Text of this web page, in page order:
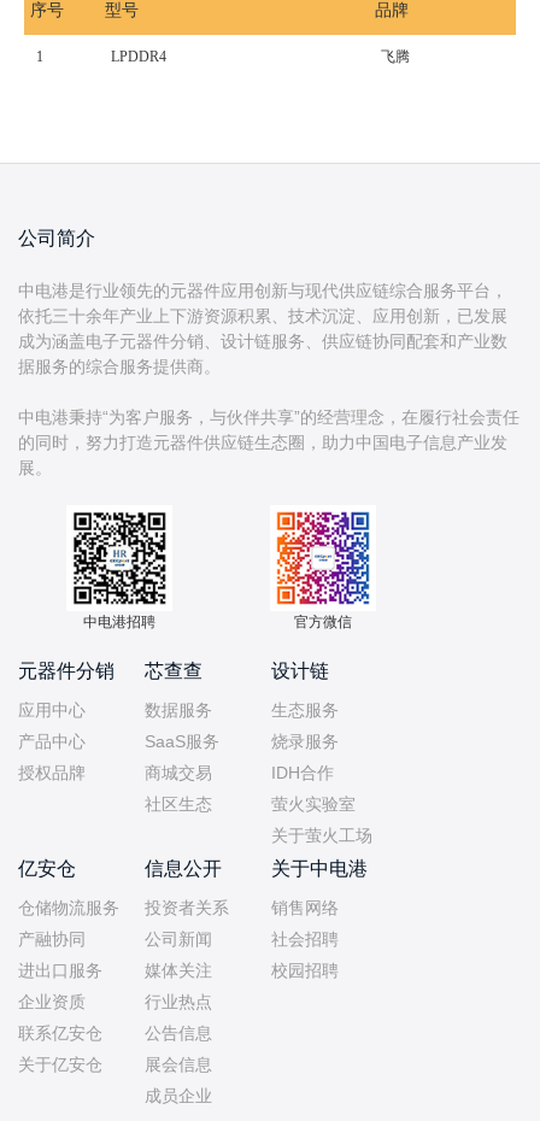
序号 型号 品牌
1 LPDDR4 飞腾
公司简介
中电港是行业领先的元器件应用创新与现代供应链综合服务平台，
依托三十余年产业上下游资源积累、技术沉淀、应用创新，已发展
成为涵盖电子元器件分销、设计链服务、供应链协同配套和产业数
据服务的综合服务提供商。
中电港秉持“为客户服务，与伙伴共享”的经营理念，在履行社会责任
的同时，努力打造元器件供应链生态圈，助力中国电子信息产业发
中电港招聘 官方微信
元器件分销
应用中心
产品中心
授权品牌
芯查查
数据服务
SaaS服务
商城交易
社区生态
设计链
生态服务
烧录服务
IDH合作
萤火实验室
关于萤火工场
亿安仓
仓储物流服务
产融协同
进出口服务
企业资质
联系亿安仓
关于亿安仓
信息公开
投资者关系
公司新闻
媒体关注
行业热点
公告信息
展会信息
成员企业
关于中电港
销售网络
社会招聘
校园招聘